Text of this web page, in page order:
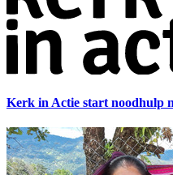
Kerk in Actie start noodhulp